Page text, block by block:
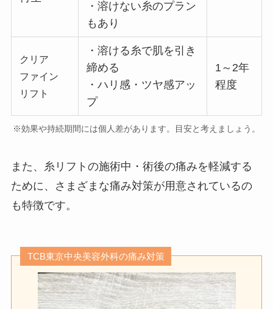
・溶けない糸のプラン
もあり
クリア
ファイン
リフト
・溶ける糸で肌を引き
締める
・ハリ感・ツヤ感アッ
プ
1～2年
程度
※効果や持続期間には個人差があります。目安と考えましょう。
また、糸リフトの施術中・術後の痛みを軽減する
ために、さまざまな痛み対策が用意されているの
も特徴です。
TCB東京中央美容外科の痛み対策